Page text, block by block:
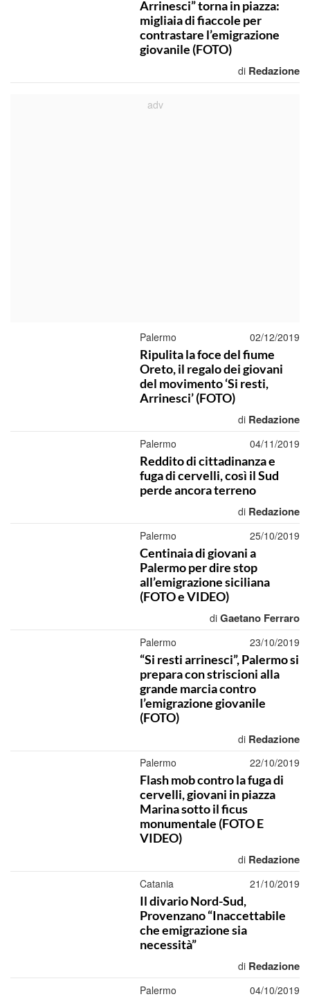
Arrinesci” torna in piazza:
migliaia di fiaccole per
contrastare l’emigrazione
giovanile (FOTO)
di Redazione
Palermo 02/12/2019
Ripulita la foce del fiume
Oreto, il regalo dei giovani
del movimento ‘Si resti,
Arrinesci’ (FOTO)
di Redazione
Palermo 04/11/2019
Reddito di cittadinanza e
fuga di cervelli, così il Sud
perde ancora terreno
di Redazione
Palermo 25/10/2019
Centinaia di giovani a
Palermo per dire stop
all’emigrazione siciliana
(FOTO e VIDEO)
di Gaetano Ferraro
Palermo 23/10/2019
“Si resti arrinesci”, Palermo si
prepara con striscioni alla
grande marcia contro
l’emigrazione giovanile
(FOTO)
di Redazione
Palermo 22/10/2019
Flash mob contro la fuga di
cervelli, giovani in piazza
Marina sotto il ficus
monumentale (FOTO E
VIDEO)
di Redazione
Catania 21/10/2019
Il divario Nord-Sud,
Provenzano “Inaccettabile
che emigrazione sia
necessità”
di Redazione
Palermo 04/10/2019